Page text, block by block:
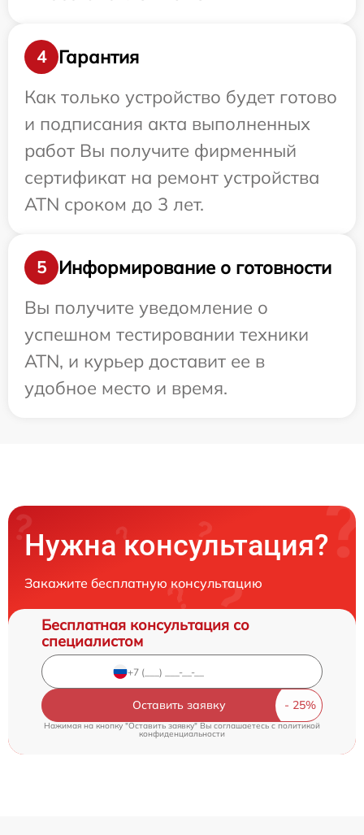
4
Гарантия
Как только устройство будет готово
и подписания акта выполненных
работ Вы получите фирменный
сертификат на ремонт устройства
ATN сроком до 3 лет.
5
Информирование о готовности
Вы получите уведомление о
успешном тестировании техники
ATN, и курьер доставит ее в
удобное место и время.
Нужна консультация?
Закажите бесплатную консультацию
Бесплатная консультация со
специалистом
Оставить заявку
Нажимая на кнопку "Оставить заявку" Вы соглашаетесь cполитикой
конфиденциальности